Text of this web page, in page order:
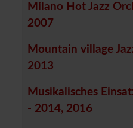
Milano Hot Jazz
2007
Mountain village
2013
Musikalisches
- 2014, 2016